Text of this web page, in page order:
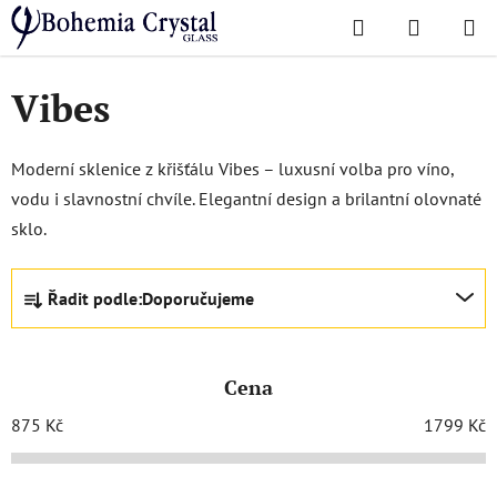
Přejít
na
obsah
Hledat
KOŠÍK
Domů
/ Oblíbené kolekce Vibes
Vibes
Moderní sklenice z křišťálu Vibes – luxusní volba pro víno,
vodu i slavnostní chvíle. Elegantní design a brilantní olovnaté
sklo.
Ř
z
í
p
Řadit podle:Doporučujeme
Cena
875 Kč 1799 Kč